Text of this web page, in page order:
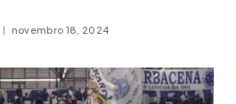
novembro 18, 2024